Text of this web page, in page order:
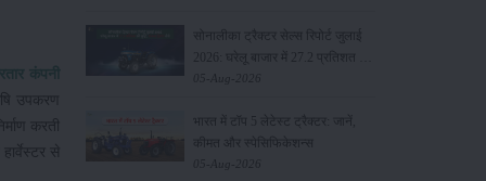
कंपनी
उपकरण
करती
से
सोनालीका ट्रैक्टर सेल्स रिपोर्ट जुलाई
2026: घरेलू बाजार में 27.2 प्रतिशत की
वृद्धि, 11442 ट्रैक्टर बेचे
05-Aug-2026
भारत में टॉप 5 लेटेस्ट ट्रैक्टर: जानें,
कीमत और स्पेसिफिकेशन्स
05-Aug-2026